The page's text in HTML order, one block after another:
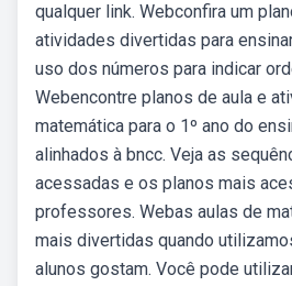
qualquer link. Webconfira um
atividades divertidas para
uso dos números para indicar
Webencontre planos de aula e
matemática para o 1º ano do
alinhados à bncc. Veja as
acessadas e os planos mais
professores. Webas aulas de
mais divertidas quando
alunos gostam. Você pode